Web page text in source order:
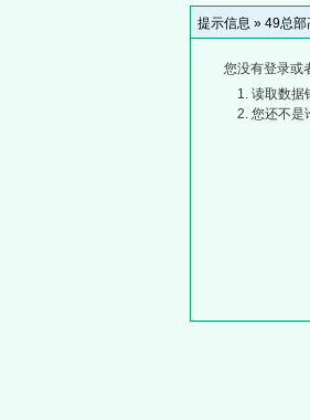
提示信息 » 49总部
您没有登录或
读取数据
您还不是